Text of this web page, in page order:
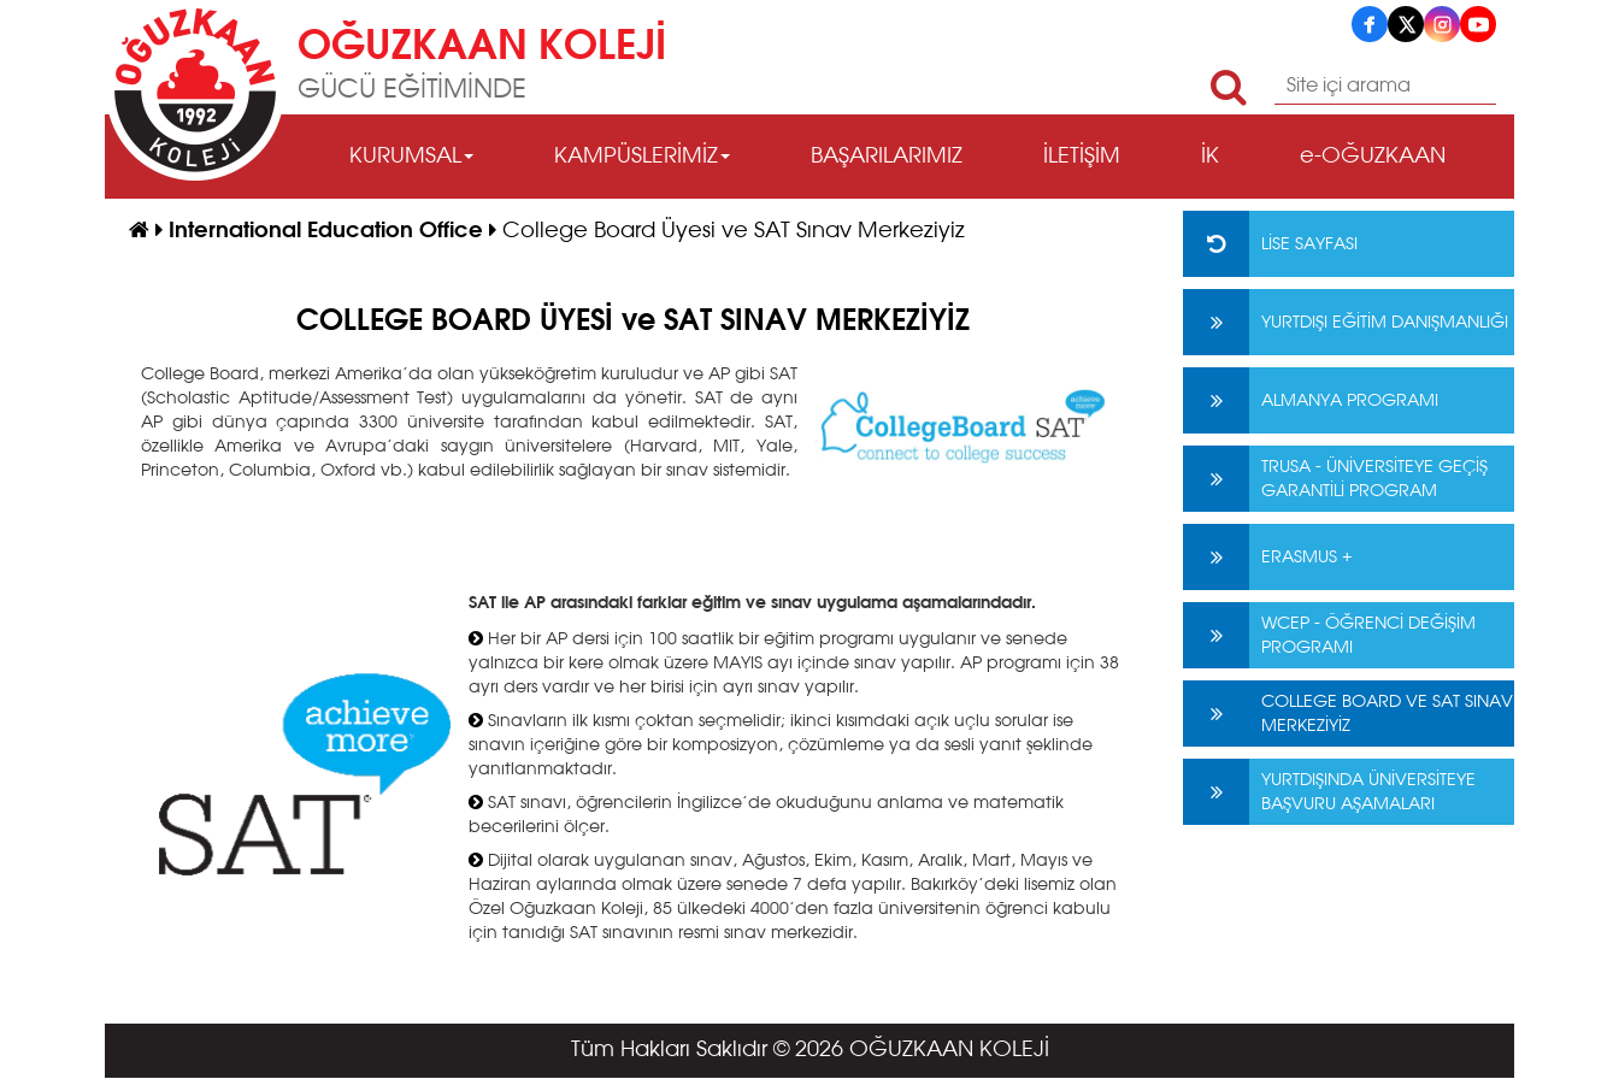
OĞUZKAAN KOLEJİ
GÜCÜ EĞİTİMİNDE
KURUMSAL KAMPÜSLERİMİZ BAŞARILARIMIZ İLETİŞİM İK e-OĞUZKAAN
International Education Office College Board Üyesi ve SAT Sınav Merkeziyiz
COLLEGE BOARD ÜYESİ ve SAT SINAV MERKEZİYİZ
College Board, merkezi Amerika’da olan yükseköğretim kuruludur ve AP gibi SAT
(Scholastic Aptitude/Assessment Test) uygulamalarını da yönetir. SAT de aynı
AP gibi dünya çapında 3300 üniversite tarafından kabul edilmektedir. SAT,
özellikle Amerika ve Avrupa’daki saygın üniversitelere (Harvard, MIT, Yale,
Princeton, Columbia, Oxford vb.) kabul edilebilirlik sağlayan bir sınav sistemidir.
SAT ile AP arasındaki farklar eğitim ve sınav uygulama aşamalarındadır.
Her bir AP dersi için 100 saatlik bir eğitim programı uygulanır ve senede
yalnızca bir kere olmak üzere MAYIS ayı içinde sınav yapılır. AP programı için 38
ayrı ders vardır ve her birisi için ayrı sınav yapılır.
Sınavların ilk kısmı çoktan seçmelidir; ikinci kısımdaki açık uçlu sorular ise
sınavın içeriğine göre bir komposizyon, çözümleme ya da sesli yanıt şeklinde
yanıtlanmaktadır.
SAT sınavı, öğrencilerin İngilizce’de okuduğunu anlama ve matematik
becerilerini ölçer.
Dijital olarak uygulanan sınav, Ağustos, Ekim, Kasım, Aralık, Mart, Mayıs ve
Haziran aylarında olmak üzere senede 7 defa yapılır. Bakırköy’deki lisemiz olan
Özel Oğuzkaan Koleji, 85 ülkedeki 4000’den fazla üniversitenin öğrenci kabulu
için tanıdığı SAT sınavının resmi sınav merkezidir.
LİSE SAYFASI
YURTDIŞI EĞİTİM DANIŞMANLIĞI
ALMANYA PROGRAMI
TRUSA - ÜNİVERSİTEYE GEÇİŞ
GARANTİLİ PROGRAM
ERASMUS +
WCEP - ÖĞRENCİ DEĞİŞİM
PROGRAMI
COLLEGE BOARD VE SAT SINAV
MERKEZİYİZ
YURTDIŞINDA ÜNİVERSİTEYE
BAŞVURU AŞAMALARI
Tüm Hakları Saklıdır © 2026 OĞUZKAAN KOLEJİ